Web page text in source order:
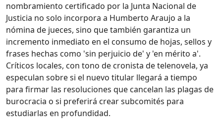
nombramiento certificado por la Junta Nacional de
Justicia no solo incorpora a Humberto Araujo a la
nómina de jueces, sino que también garantiza un
incremento inmediato en el consumo de hojas, sellos y
frases hechas como 'sin perjuicio de' y 'en mérito a'.
Críticos locales, con tono de cronista de telenovela, ya
especulan sobre si el nuevo titular llegará a tiempo
para firmar las resoluciones que cancelan las plagas de
burocracia o si preferirá crear subcomités para
estudiarlas en profundidad.